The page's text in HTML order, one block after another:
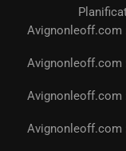
Avignonleoff.com
Avignonleoff.com
Avignonleoff.com
Avignonleoff.com